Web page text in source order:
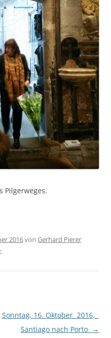
Pilgerweges.
2016von Gerhard Pierer
Sonntag, 16. Oktober 2016,
Santiago nach Porto →